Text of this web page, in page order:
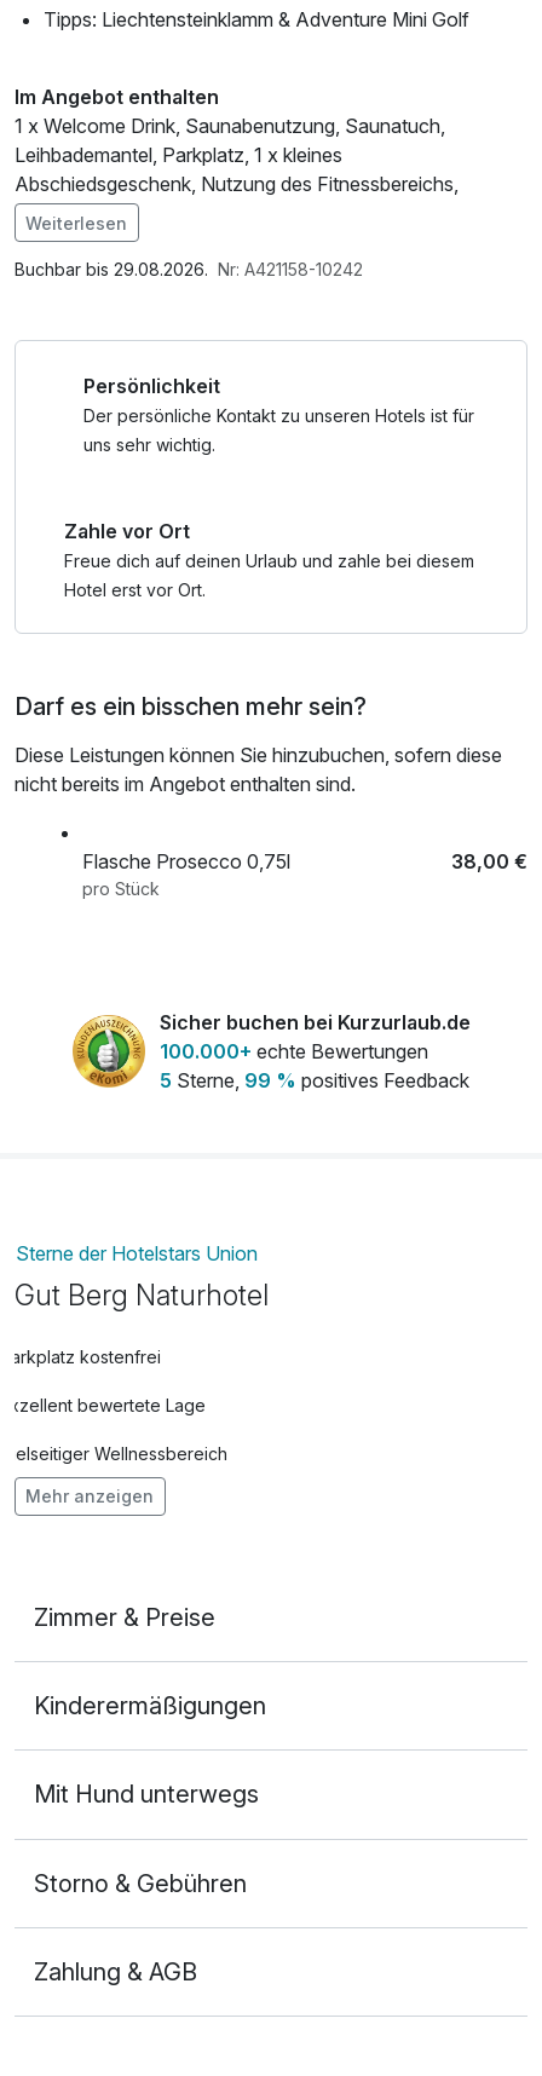
Tipps: Liechtensteinklamm & Adventure Mini Golf
Im Angebot enthalten
1 x Welcome Drink, Saunabenutzung, Saunatuch,
Leihbademantel, Parkplatz, 1 x kleines
Abschiedsgeschenk, Nutzung des Fitnessbereichs,
Nutzung des Wellnessbereichs, W-LAN Nutzung /
Internetnutzung, kostenfreie Nutzung öffentl. Nahverkehr,
Badetasche mit Bademantel und -tücher
Weiterlesen
Buchbar bis 29.08.2026. Nr: A421158-10242
Persönlichkeit
Der persönliche Kontakt zu unseren Hotels ist für
uns sehr wichtig.
Zahle vor Ort
Freue dich auf deinen Urlaub und zahle bei diesem
Hotel erst vor Ort.
Darf es ein bisschen mehr sein?
Diese Leistungen können Sie hinzubuchen, sofern diese
nicht bereits im Angebot enthalten sind.
Flasche Prosecco 0,75l 38,00 €
pro Stück
Sicher buchen bei Kurzurlaub.de
100.000+ echte Bewertungen
5 Sterne, 99 % positives Feedback
Sterne der Hotelstars Union
Gut Berg Naturhotel
Parkplatz kostenfrei
Exzellent bewertete Lage
Vielseitiger Wellnessbereich
Hunde im Hotel erlaubt für 18,00 € pro Stück / Tag
Zimmerservice verfügbar
Mehr anzeigen
Zimmer & Preise
2 Erwachsene
Kinderermäßigungen
Mit Hund unterwegs
Storno & Gebühren
Zahlung & AGB